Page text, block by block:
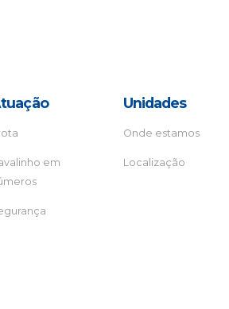
em
Unidades
Onde estamos
Localização